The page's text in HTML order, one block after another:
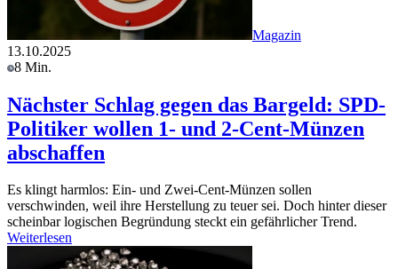
Magazin
13.10.2025
8 Min.
Nächster Schlag gegen das Bargeld: SPD-
Politiker wollen 1- und 2-Cent-Münzen
abschaffen
Es klingt harmlos: Ein- und Zwei-Cent-Münzen sollen
verschwinden, weil ihre Herstellung zu teuer sei. Doch hinter dieser
scheinbar logischen Begründung steckt ein gefährlicher Trend.
Weiterlesen